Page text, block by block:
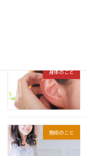
身体のこと
施術のこと